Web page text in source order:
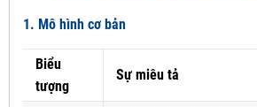
1. Mô hình cơ bản
Biểu
tượng
Sự miêu tả